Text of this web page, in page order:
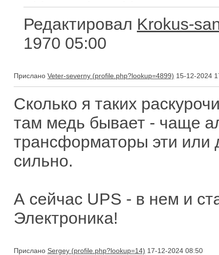
Редактировал Krokus-
1970 05:00
Прислано Veter-severny 15-12-2024
Сколько я таких
там медь бывает - чаще
трансформаторы эти или
сильно.
А сейчас UPS - в нем и
Электроника!
Прислано Sergey 17-12-2024 08:50